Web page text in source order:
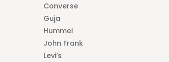
Converse
Guja
Hummel
John Frank
Levi’s